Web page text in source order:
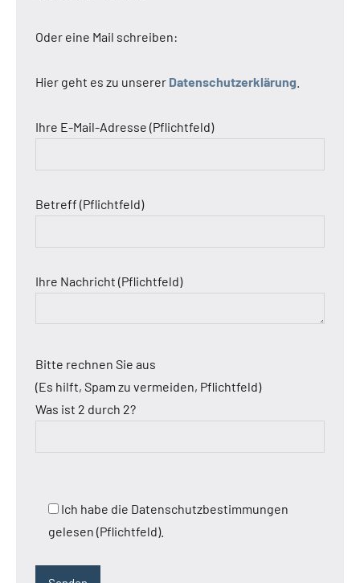
Oder eine Mail schreiben:
Hier geht es zu unserer Datenschutzerklärung
Ihre E-Mail-Adresse (Pflichtfeld)
Betreff (Pflichtfeld)
Ihre Nachricht (Pflichtfeld)
Bitte rechnen Sie aus
(Es hilft, Spam zu vermeiden, Pflichtfeld)
Was ist 2 durch 2?
Ich habe die Datenschutzbestimmungen
gelesen (Pflichtfeld).